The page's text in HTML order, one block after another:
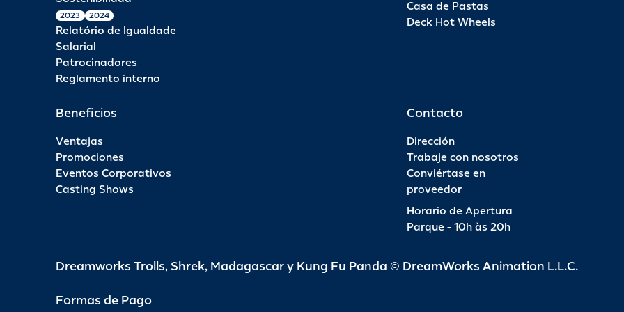
2023 2024
Relatório de Igualdade
Salarial
Patrocinadores
Reglamento interno
Casa de Pastas
Deck Hot Wheels
Beneficios
Ventajas
Promociones
Eventos Corporativos
Casting Shows
Contacto
Dirección
Trabaje con nosotros
Conviértase en
proveedor
Horario de Apertura
Parque - 10h às 20h
Dreamworks Trolls, Shrek, Madagascar y Kung Fu Panda © DreamWorks Animation L.L.C.
Formas de Pago